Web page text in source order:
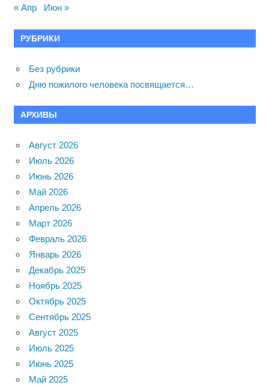
« Апр Июн »
РУБРИКИ
Без рубрики
Дню пожилого человека посвящается…
АРХИВЫ
Август 2026
Июль 2026
Июнь 2026
Май 2026
Апрель 2026
Март 2026
Февраль 2026
Январь 2026
Декабрь 2025
Ноябрь 2025
Октябрь 2025
Сентябрь 2025
Август 2025
Июль 2025
Июнь 2025
Май 2025